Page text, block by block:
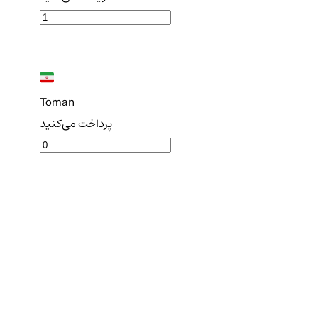
Toman
پرداخت می‌کنید